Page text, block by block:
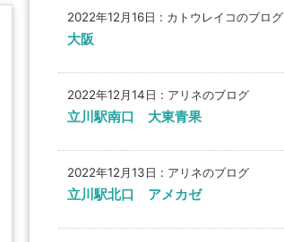
2022年12月16日 : カトウレイコのブログ
大阪
2022年12月14日 : アリネのブログ
立川駅南口 大東青果
2022年12月13日 : アリネのブログ
立川駅北口 アメカゼ